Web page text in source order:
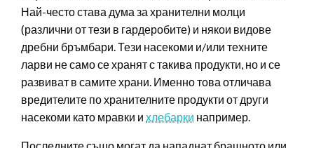
Най-често става дума за хранителни молци
(различни от тези в гардеробите) и някои видове
дребни бръмбари. Тези насекоми и/или техните
ларви не само се хранят с такива продукти, но и се
развиват в самите храни. Именно това отличава
вредителите по хранителните продукти от други
насекоми като мравки и хлебарки например.